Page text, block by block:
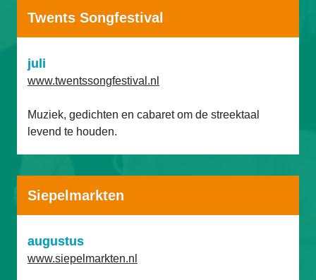
Twents Songfestival
juli
www.twentssongfestival.nl
Muziek, gedichten en cabaret om de streektaal
levend te houden.
Siepelmarkten
augustus
www.siepelmarkten.nl